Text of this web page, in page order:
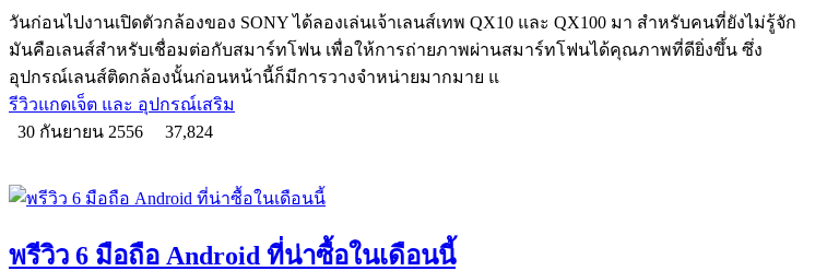
วันก่อนไปงานเปิดตัวกล้องของ SONY ได้ลองเล่นเจ้าเลนส์เทพ QX10 และ QX100 มา สำหรับคนที่ยังไม่รู้จัก
มันคือเลนส์สำหรับเชื่อมต่อกับสมาร์ทโฟน เพื่อให้การถ่ายภาพผ่านสมาร์ทโฟนได้คุณภาพที่ดียิ่งขึ้น ซึ่ง
อุปกรณ์เลนส์ติดกล้องนั้นก่อนหน้านี้ก็มีการวางจำหน่ายมากมาย แ
รีวิวแกดเจ็ต และ อุปกรณ์เสริม
30 กันยายน 2556
37,824
พรีวิว 6 มือถือ Android ที่น่าซื้อในเดือนนี้